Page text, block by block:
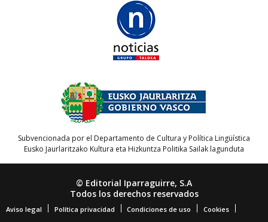
Subvencionada por el Departamento de Cultura y Política Lingüística
Eusko Jaurlaritzako Kultura eta Hizkuntza Politika Sailak lagunduta
© Editorial Iparraguirre, S.A
Todos los derechos reservados
Aviso legal Política privacidad Condiciones de uso Cookies